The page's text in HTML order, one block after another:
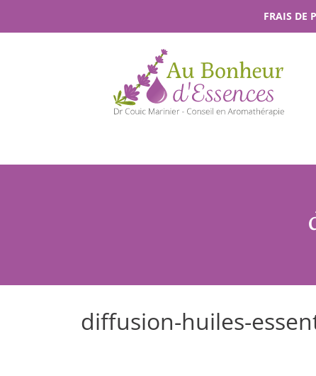
FRAIS DE
diffusion-huiles-